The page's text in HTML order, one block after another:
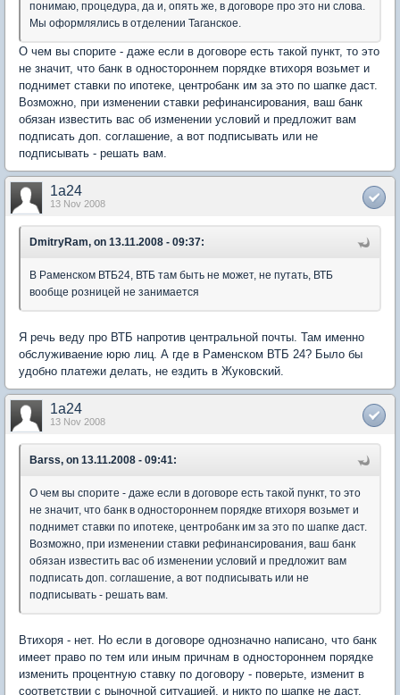
понимаю, процедура, да и, опять же, в договоре про это ни слова.
Мы оформлялись в отделении Таганское.
О чем вы спорите - даже если в договоре есть такой пункт, то это
не значит, что банк в одностороннем порядке втихоря возьмет и
поднимет ставки по ипотеке, центробанк им за это по шапке даст.
Возможно, при изменении ставки рефинансирования, ваш банк
обязан известить вас об изменении условий и предложит вам
подписать доп. соглашение, а вот подписывать или не
подписывать - решать вам.
1a24
13 Nov 2008
DmitryRam, on 13.11.2008 - 09:37:
В Раменском ВТБ24, ВТБ там быть не может, не путать, ВТБ
вообще розницей не занимается
Я речь веду про ВТБ напротив центральной почты. Там именно
обслуживаение юрю лиц. А где в Раменском ВТБ 24? Было бы
удобно платежи делать, не ездить в Жуковский.
1a24
13 Nov 2008
Barss, on 13.11.2008 - 09:41:
О чем вы спорите - даже если в договоре есть такой пункт, то это
не значит, что банк в одностороннем порядке втихоря возьмет и
поднимет ставки по ипотеке, центробанк им за это по шапке даст.
Возможно, при изменении ставки рефинансирования, ваш банк
обязан известить вас об изменении условий и предложит вам
подписать доп. соглашение, а вот подписывать или не
подписывать - решать вам.
Втихоря - нет. Но если в договоре однозначно написано, что банк
имеет право по тем или иным причнам в одностороннем порядке
изменить процентную ставку по договору - поверьте, изменит в
соответствии с рыночной ситуацией, и никто по шапке не даст.